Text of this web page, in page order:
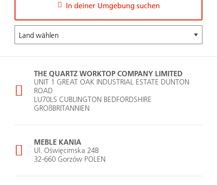
In deiner Umgebung suchen
THE QUARTZ WORKTOP COMPANY LIMITED
UNIT 1 GREAT OAK INDUSTRIAL ESTATE DUNTON
ROAD
LU70LS CUBLINGTON BEDFORDSHIRE
GROßBRITANNIEN
MEBLE KANIA
Ul. Oświęcimska 24B
32-660 Gorzów POLEN